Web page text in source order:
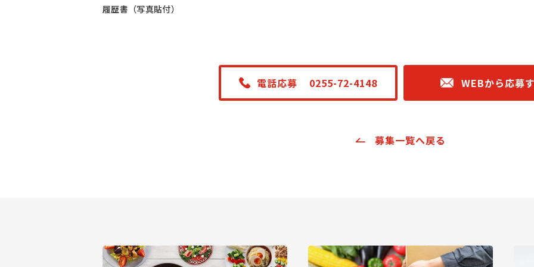
履歴書（写真貼付）
電話応募 0255-72-4148 WEBから応募
募集一覧へ戻る